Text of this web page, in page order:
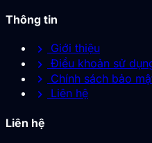
Thông tin
chevron_right Giới thiệu
chevron_right Điều khoản sử
chevron_right Chính sách bảo
chevron_right Liên hệ
Liên hệ